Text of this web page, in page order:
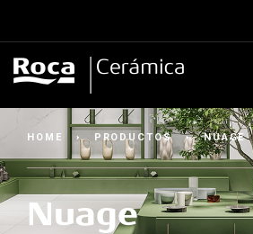
Productos
Downloads
Boletines y Manuales
Orientaciones Técnicas
HOME › PRODUCTOS › NUAGE
Nuage